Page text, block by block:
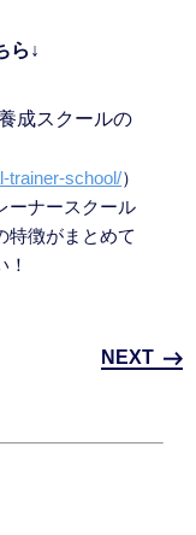
ら↓
成スクールの
trainer-school/）
ーナースクール
特徴がまとめて
NEXT